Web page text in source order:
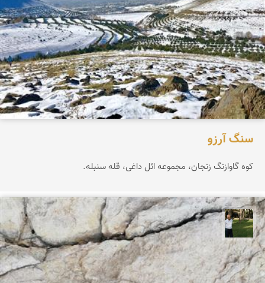
سنگ آرزو
کوه گاوازنگ زنجان، مجموعه ائل داغی، قله سنبله.
عبدل شعبانی